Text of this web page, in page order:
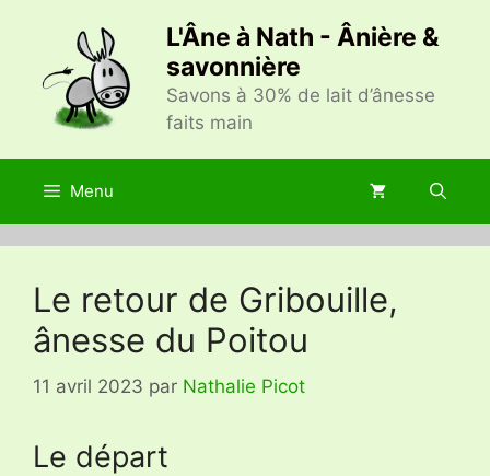
contenu
L'Âne à Nath - Ânière &
savonnière
Savons à 30% de lait d’ânesse
faits main
Menu
Le retour de Gribouille,
ânesse du Poitou
11 avril 2023 par Nathalie Picot
Le départ